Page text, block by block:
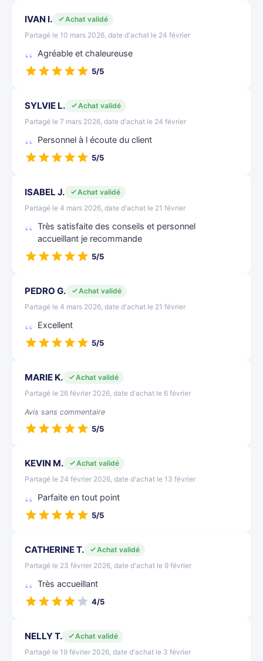
IVAN I.
Achat validé
Partagé le 10 mars 2026, date d'achat le 24 février
Agréable et chaleureuse
5/5
SYLVIE L.
Achat validé
Partagé le 7 mars 2026, date d'achat le 24 février
Personnel à l écoute du client
5/5
ISABEL J.
Achat validé
Partagé le 4 mars 2026, date d'achat le 21 février
Très satisfaite des conseils et personnel
accueillant je recommande
5/5
PEDRO G.
Achat validé
Partagé le 4 mars 2026, date d'achat le 21 février
Excellent
5/5
MARIE K.
Achat validé
Partagé le 26 février 2026, date d'achat le 6 février
Avis sans commentaire
5/5
KEVIN M.
Achat validé
Partagé le 24 février 2026, date d'achat le 13 février
Parfaite en tout point
5/5
CATHERINE T.
Achat validé
Partagé le 23 février 2026, date d'achat le 9 février
Très accueillant
4/5
NELLY T.
Achat validé
Partagé le 19 février 2026, date d'achat le 3 février